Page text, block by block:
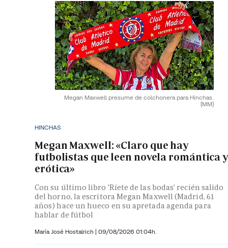
Megan Maxwell presume de colchonera para Hinchas.
(MM)
HINCHAS
Megan Maxwell: «Claro que hay
futbolistas que leen novela romántica y
erótica»
Con su último libro 'Ríete de las bodas' recién salido
del horno, la escritora Megan Maxwell (Madrid, 61
años) hace un hueco en su apretada agenda para
hablar de fútbol
María José Hostalrich | 09/08/2026 01:04h.